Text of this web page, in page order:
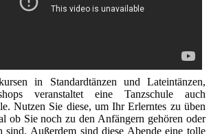
in Standardtänzen und Lateintänzen,
veranstaltet eine Tanzschule auch
Nutzen Sie diese, um Ihr Erlerntes zu üben
ob Sie noch zu den Anfängern gehören oder
sind. Außerdem sind diese Abende eine tolle